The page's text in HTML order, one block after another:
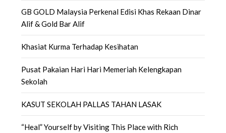
GB GOLD Malaysia Perkenal Edisi Khas Rekaan Dinar
Alif & Gold Bar Alif
Khasiat Kurma Terhadap Kesihatan
Pusat Pakaian Hari Hari Memeriah Kelengkapan
Sekolah
KASUT SEKOLAH PALLAS TAHAN LASAK
“Heal” Yourself by Visiting This Place with Rich